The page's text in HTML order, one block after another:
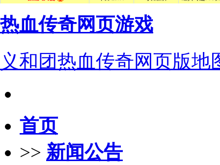
热血传奇网页游戏
义和团热血传奇网页版地
首页
>> 新闻公告